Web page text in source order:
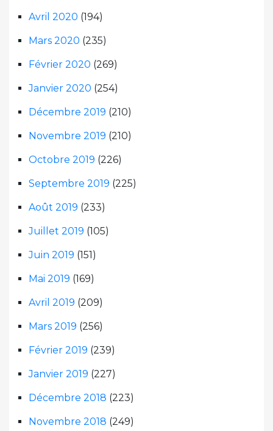
Avril 2020 (194)
Mars 2020 (235)
Février 2020 (269)
Janvier 2020 (254)
Décembre 2019 (210)
Novembre 2019 (210)
Octobre 2019 (226)
Septembre 2019 (225)
Août 2019 (233)
Juillet 2019 (105)
Juin 2019 (151)
Mai 2019 (169)
Avril 2019 (209)
Mars 2019 (256)
Février 2019 (239)
Janvier 2019 (227)
Décembre 2018 (223)
Novembre 2018 (249)